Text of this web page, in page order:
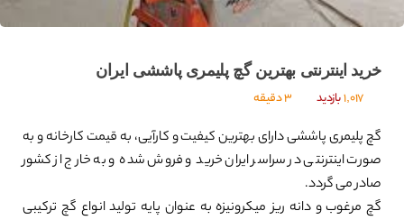
خرید اینترنتی بهترین گچ پلیمری پاششی ایران
1,017بازدید 3 دقیقه
گچ پلیمری پاششی دارای بهترین کیفیت و کارآیی، به قیمت کارخانه و به
صورت اینترنتی در سراسر ایران خرید و فروش شده و به خارج از کشور
صادر می گردد.
گچ مرغوب و دانه ریز میکرونیزه به عنوان پایه تولید انواع گچ ترکیبی